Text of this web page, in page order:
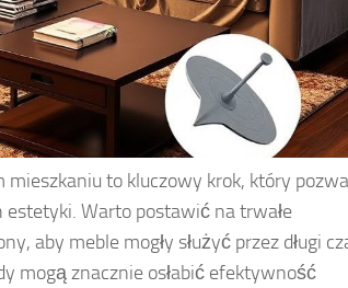
to kluczowy krok, który
Warto postawić na trwałe
aby meble mogły służyć przez długi
mogą znacznie osłabić efektywność